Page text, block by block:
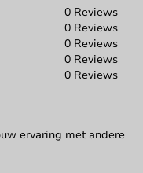
0 Reviews
0 Reviews
0 Reviews
0 Reviews
0 Reviews
ervaring met andere